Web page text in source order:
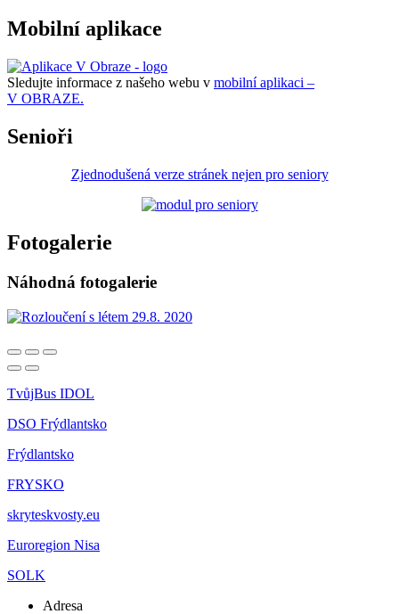
Mobilní aplikace
Sledujte informace z našeho webu v mobilní aplikaci –
V OBRAZE.
Senioři
Zjednodušená verze stránek nejen pro seniory
Fotogalerie
Náhodná fotogalerie
TvůjBus IDOL
DSO Frýdlantsko
Frýdlantsko
FRYSKO
skryteskvosty.eu
Euroregion Nisa
SOLK
Adresa